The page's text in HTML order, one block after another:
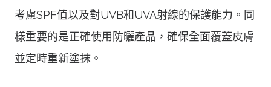
考慮SPF值以及對UVB和UVA射線的保護能力。同
樣重要的是正確使用防曬產品，確保全面覆蓋皮膚
並定時重新塗抹。